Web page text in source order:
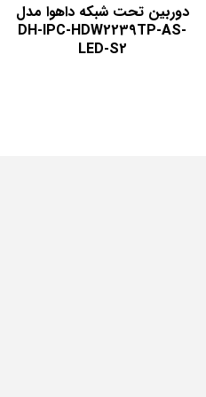
دوربین تحت شبکه داهوا مدل
DH-IPC-HDW2239TP-AS-
LED-S2